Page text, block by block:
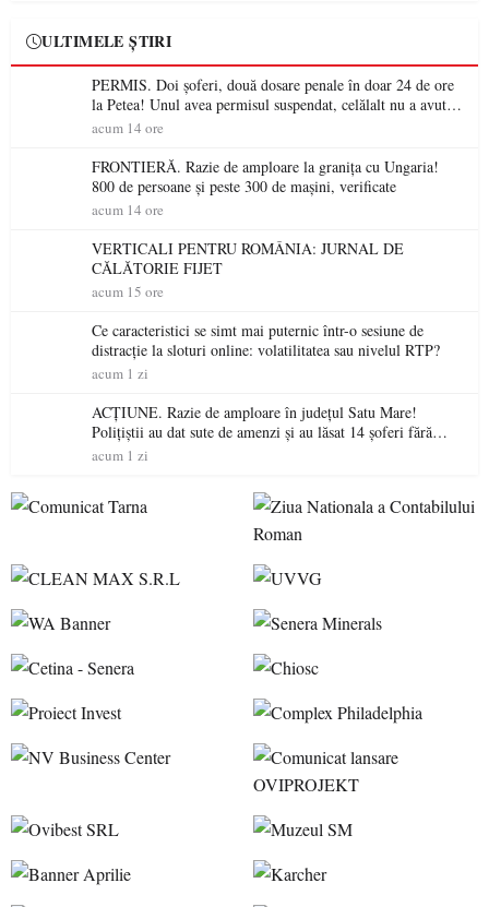
ULTIMELE ȘTIRI
PERMIS. Doi șoferi, două dosare penale în doar 24 de ore
la Petea! Unul avea permisul suspendat, celălalt nu a avut
niciodată permis
acum 14 ore
FRONTIERĂ. Razie de amploare la granița cu Ungaria!
800 de persoane și peste 300 de mașini, verificate
acum 14 ore
VERTICALI PENTRU ROMÂNIA: JURNAL DE
CĂLĂTORIE FIJET
acum 15 ore
Ce caracteristici se simt mai puternic într-o sesiune de
distracție la sloturi online: volatilitatea sau nivelul RTP?
acum 1 zi
ACȚIUNE. Razie de amploare în județul Satu Mare!
Polițiștii au dat sute de amenzi și au lăsat 14 șoferi fără
permis într-o singură zi
acum 1 zi